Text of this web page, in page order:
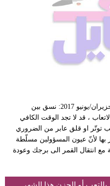
أبرز أحداث الأسبوع الثاني من شهر حزيران/يونيو 2017: نسق بين
، قد لا تجد الوقت الكافي
توتّر او قلق عابر من الضروري
بها لأنّ عيون المسؤولين مسلّطة
مع انتقال القمر الى برجك وعودة